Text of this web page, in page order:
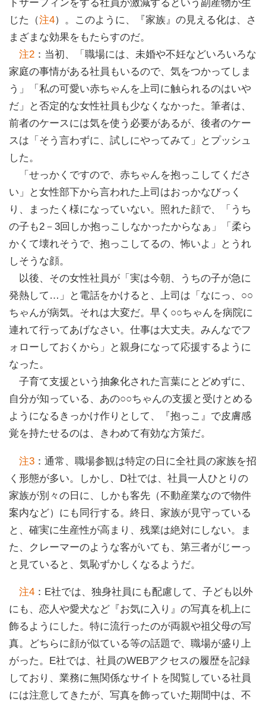
トサーフィンをする社員が激減するという副産物が生
じた（注4）。このように、『家族』の見える化は、さ
まざまな効果をもたらすのだ。
注2 ：当初、「職場には、未婚や不妊などいろいろな
家庭の事情がある社員もいるので、気をつかってしま
う」「私の可愛い赤ちゃんを上司に触られるのはいや
だ」と否定的な女性社員も少なくなかった。筆者は、
前者のケースには気を使う必要があるが、後者のケー
スは「そう言わずに、試しにやってみて」とプッシュ
した。
「せっかくですので、赤ちゃんを抱っこしてくださ
い」と女性部下から言われた上司はおっかなびっく
り、まったく様になっていない。照れた顔で、「うち
の子も2－3回しか抱っこしなかったからなぁ」「柔ら
かくて壊れそうで、抱っこしてるの、怖いよ」とうれ
しそうな顔。
以後、その女性社員が「実は今朝、うちの子が急に
発熱して…」と電話をかけると、上司は「なにっ、○○
ちゃんが病気。それは大変だ。早く○○ちゃんを病院に
連れて行ってあげなさい。仕事は大丈夫。みんなでフ
ォローしておくから」と親身になって応援するように
なった。
子育て支援という抽象化された言葉にとどめずに、
自分が知っている、あの○○ちゃんの支援と受けとめる
ようになるきっかけ作りとして、『抱っこ』で皮膚感
覚を持たせるのは、きわめて有効な方策だ。
注3 ：通常、職場参観は特定の日に全社員の家族を招
く形態が多い。しかし、D社では、社員一人ひとりの
家族が別々の日に、しかも客先（不動産業なので物件
案内など）にも同行する。終日、家族が見守っている
と、確実に生産性が高まり、残業は絶対にしない。ま
た、クレーマーのような客がいても、第三者がじーっ
と見ていると、気恥ずかしくなるようだ。
注4 ：E社では、独身社員にも配慮して、子ども以外
にも、恋人や愛犬など『お気に入り』の写真を机上に
飾るようにした。特に流行ったのが両親や祖父母の写
真。どちらに顔が似ている等の話題で、職場が盛り上
がった。E社では、社員のWEBアクセスの履歴を記録
しており、業務に無関係なサイトを閲覧している社員
には注意してきたが、写真を飾っていた期間中は、不